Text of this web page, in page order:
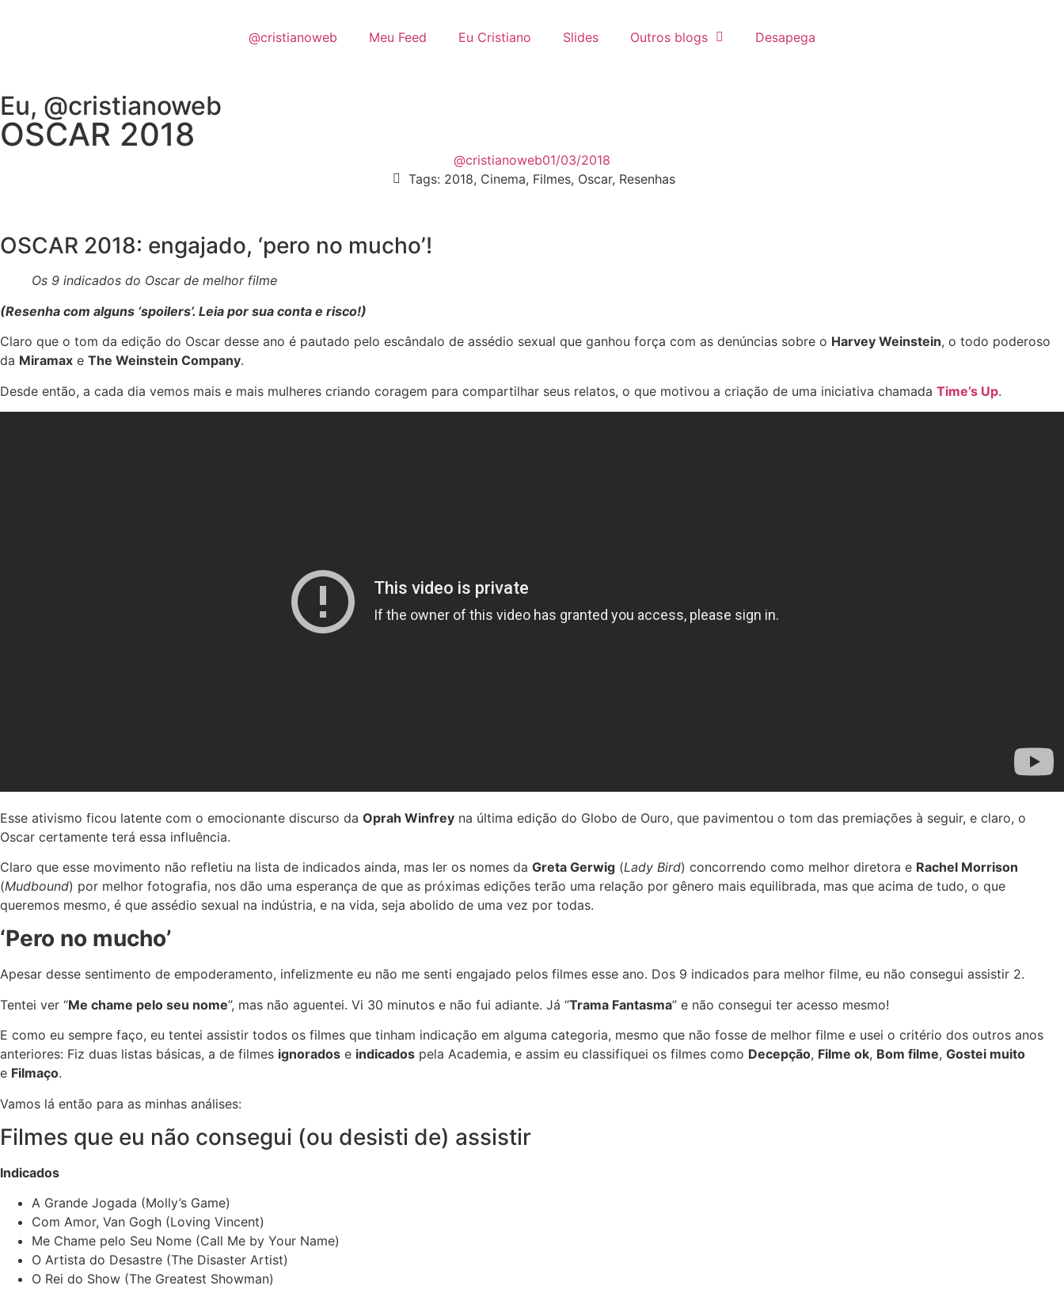
@cristianoweb Meu Feed Eu Cristiano Slides Outros blogs Desapega
Eu, @cristianoweb
OSCAR 2018
@cristianoweb01/03/2018
Tags: 2018, Cinema, Filmes, Oscar, Resenhas
OSCAR 2018: engajado, ‘pero no mucho’!
Os 9 indicados do Oscar de melhor filme
(Resenha com alguns ‘spoilers’. Leia por sua conta e risco!)
Claro que o tom da edição do Oscar desse ano é pautado pelo escândalo de assédio sexual que ganhou força com as denúncias sobre o Harvey Weinstein, o todo poderoso
da Miramax e The Weinstein Company.
Desde então, a cada dia vemos mais e mais mulheres criando coragem para compartilhar seus relatos, o que motivou a criação de uma iniciativa chamada Time’s Up.
Esse ativismo ficou latente com o emocionante discurso da Oprah Winfrey na última edição do Globo de Ouro, que pavimentou o tom das premiações à seguir, e claro, o
Oscar certamente terá essa influência.
Claro que esse movimento não refletiu na lista de indicados ainda, mas ler os nomes da Greta Gerwig (Lady Bird) concorrendo como melhor diretora e Rachel Morrison
(Mudbound) por melhor fotografia, nos dão uma esperança de que as próximas edições terão uma relação por gênero mais equilibrada, mas que acima de tudo, o que
queremos mesmo, é que assédio sexual na indústria, e na vida, seja abolido de uma vez por todas.
‘Pero no mucho’
Apesar desse sentimento de empoderamento, infelizmente eu não me senti engajado pelos filmes esse ano. Dos 9 indicados para melhor filme, eu não consegui assistir 2.
Tentei ver “Me chame pelo seu nome”, mas não aguentei. Vi 30 minutos e não fui adiante. Já “Trama Fantasma” e não consegui ter acesso mesmo!
E como eu sempre faço, eu tentei assistir todos os filmes que tinham indicação em alguma categoria, mesmo que não fosse de melhor filme e usei o critério dos outros anos
anteriores: Fiz duas listas básicas, a de filmes ignorados e indicados pela Academia, e assim eu classifiquei os filmes como Decepção, Filme ok, Bom filme, Gostei muito
e Filmaço.
Vamos lá então para as minhas análises:
Filmes que eu não consegui (ou desisti de) assistir
Indicados
A Grande Jogada (Molly’s Game)
Com Amor, Van Gogh (Loving Vincent)
Me Chame pelo Seu Nome (Call Me by Your Name)
O Artista do Desastre (The Disaster Artist)
O Rei do Show (The Greatest Showman)